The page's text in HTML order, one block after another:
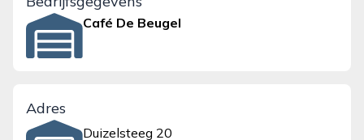
Café De Beugel
Adres
Duizelsteeg 20